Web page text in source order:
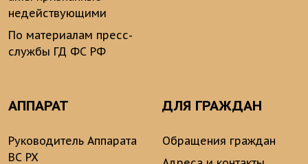
недействующими
По материалам пресс-
службы ГД ФС РФ
АППАРАТ
Руководитель Аппарата
ВС РХ
ДЛЯ ГРАЖДАН
Обращения граждан